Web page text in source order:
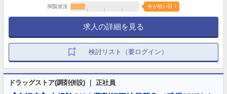
閲覧状況 今が狙い目！
求人の詳細を見る
検討リスト（要ログイン）
ドラッグストア(調剤併設) ｜ 正社員